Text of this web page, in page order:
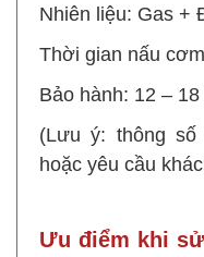
Nhiên liệu: Gas +
Thời gian nấu
Bảo hành: 12 – 18
(Lưu ý: thông
hoặc yêu cầu
Ưu điểm khi